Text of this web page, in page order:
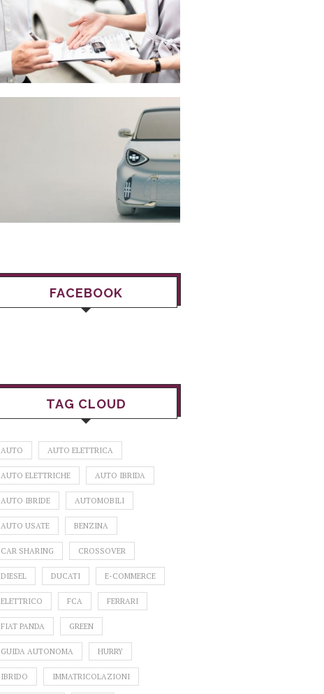
FACEBOOK
TAG CLOUD
AUTO AUTO ELETTRICA
AUTO ELETTRICHE AUTO IBRIDA
AUTO IBRIDE AUTOMOBILI
AUTO USATE BENZINA
CAR SHARING CROSSOVER
DIESEL DUCATI E-COMMERCE
ELETTRICO FCA FERRARI
FIAT PANDA GREEN
GUIDA AUTONOMA HURRY
IBRIDO IMMATRICOLAZIONI